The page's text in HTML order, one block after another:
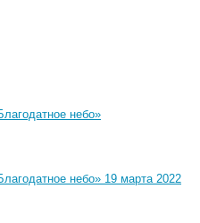
небо»
небо» 19 марта 2022